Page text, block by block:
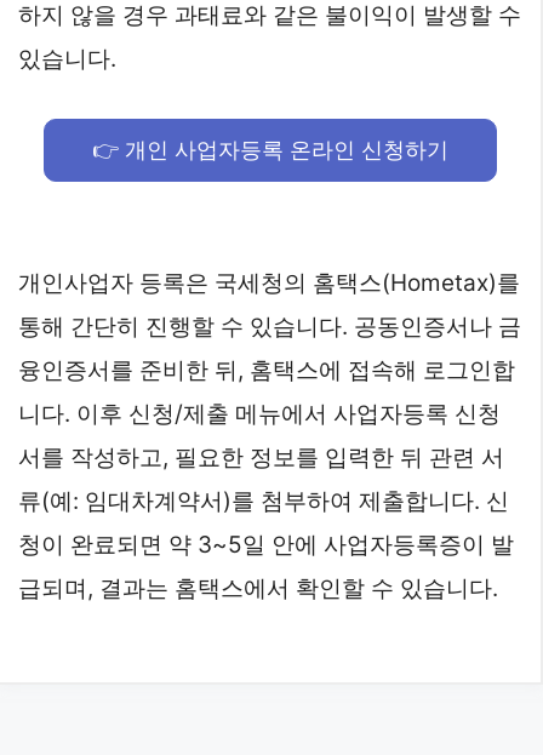
하지 않을 경우 과태료와 같은 불이익이 발생할 수
있습니다.
👉 개인 사업자등록 온라인 신청하기
개인사업자 등록은 국세청의 홈택스(Hometax)를
통해 간단히 진행할 수 있습니다. 공동인증서나 금
융인증서를 준비한 뒤, 홈택스에 접속해 로그인합
니다. 이후 신청/제출 메뉴에서 사업자등록 신청
서를 작성하고, 필요한 정보를 입력한 뒤 관련 서
류(예: 임대차계약서)를 첨부하여 제출합니다. 신
청이 완료되면 약 3~5일 안에 사업자등록증이 발
급되며, 결과는 홈택스에서 확인할 수 있습니다.